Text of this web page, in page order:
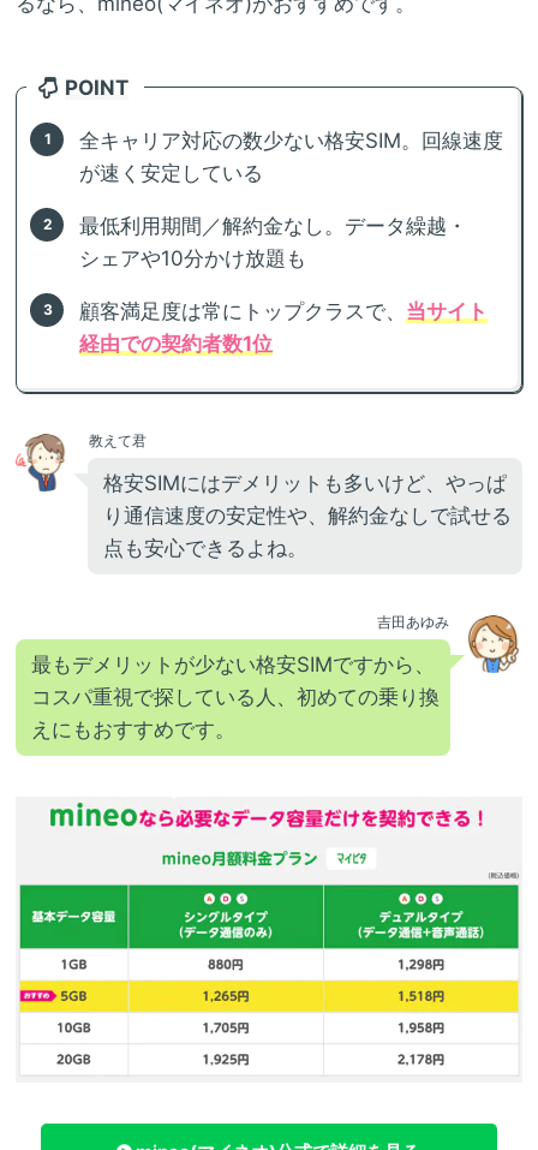
POINT
全キャリア対応の数少ない格安SIM。回線速度
が速く安定している
最低利用期間／解約金なし。データ繰越・
シェアや10分かけ放題も
顧客満足度は常にトップクラスで、 当サイト
経由での契約者数1位
教えて君
格安SIMにはデメリットも多いけど、やっぱ
り通信速度の安定性や、解約金なしで試せる
点も安心できるよね。
吉田あゆみ
最もデメリットが少ない格安SIMですから、
コスパ重視で探している人、初めての乗り換
えにもおすすめです。